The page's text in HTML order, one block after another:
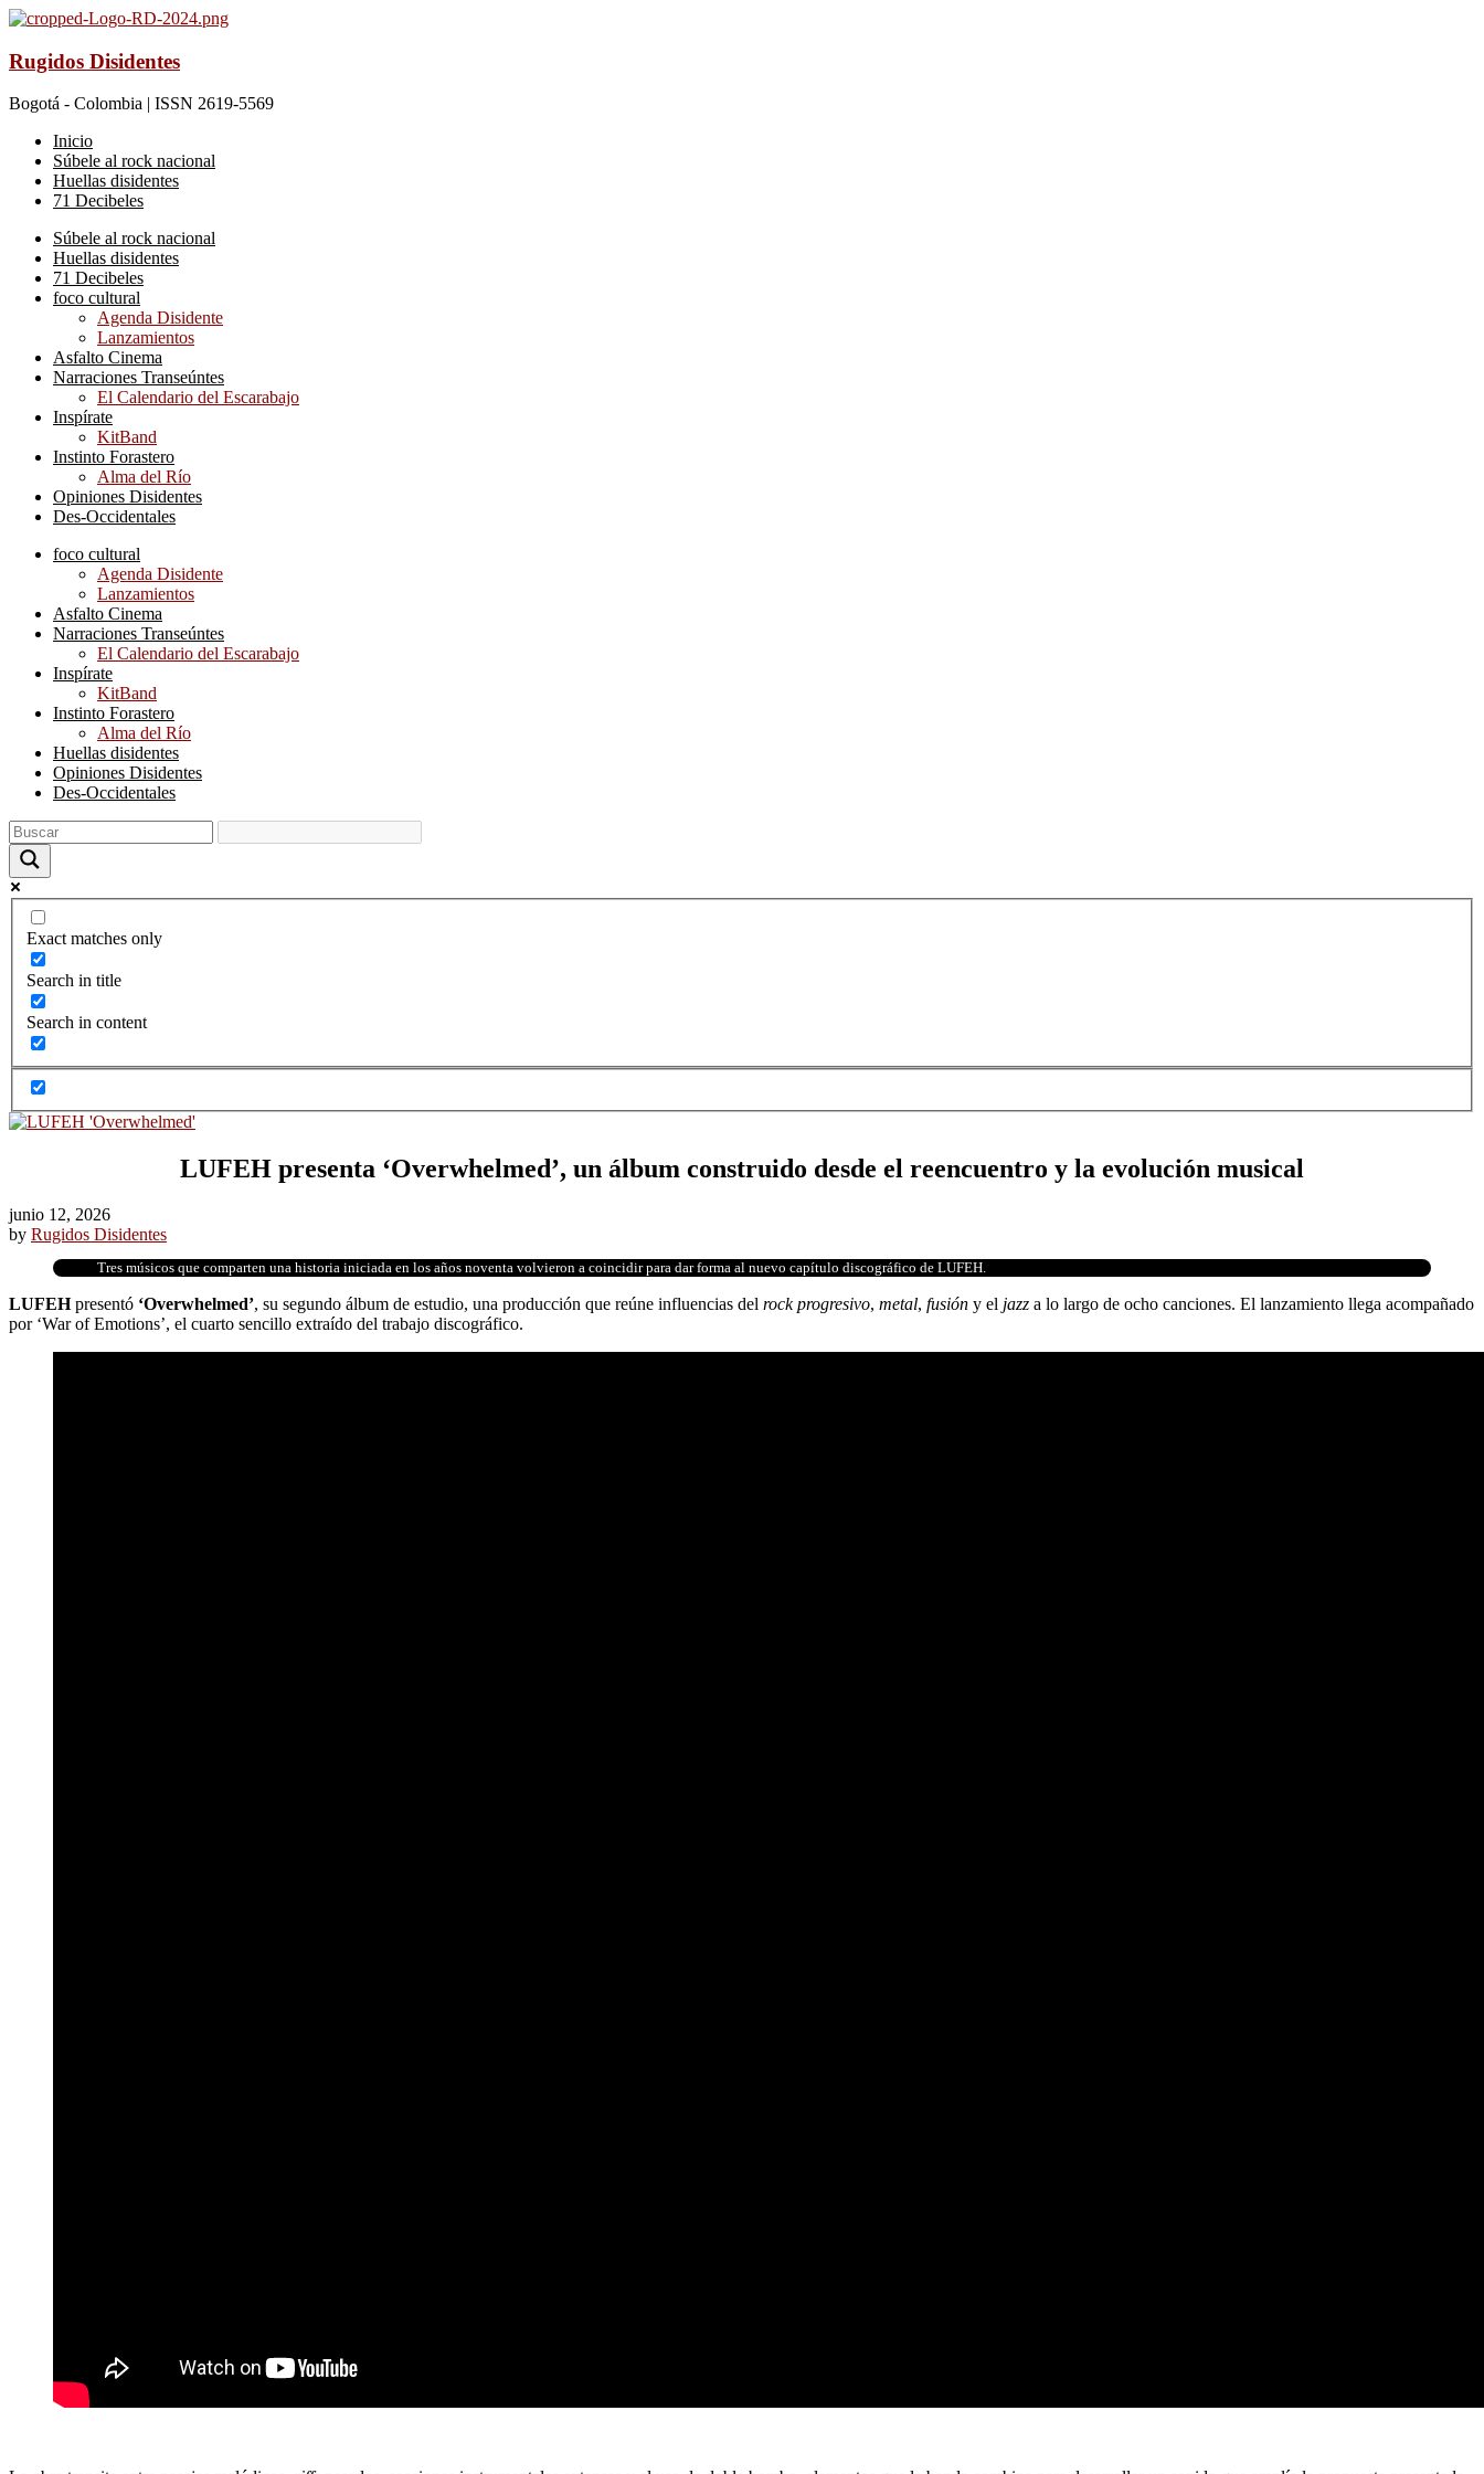
Rugidos Disidentes
Bogotá - Colombia | ISSN 2619-5569
Inicio
Súbele al rock nacional
Huellas disidentes
71 Decibeles
Súbele al rock nacional
Huellas disidentes
71 Decibeles
foco cultural
Agenda Disidente
Lanzamientos
Asfalto Cinema
Narraciones Transeúntes
El Calendario del Escarabajo
Inspírate
KitBand
Instinto Forastero
Alma del Río
Opiniones Disidentes
Des-Occidentales
foco cultural
Agenda Disidente
Lanzamientos
Asfalto Cinema
Narraciones Transeúntes
El Calendario del Escarabajo
Inspírate
KitBand
Instinto Forastero
Alma del Río
Huellas disidentes
Opiniones Disidentes
Des-Occidentales
Exact matches only
Search in title
Search in content
LUFEH presenta ‘Overwhelmed’, un álbum construido desde el reencuentro y la evolución musical
junio 12, 2026
by Rugidos Disidentes
Tres músicos que comparten una historia iniciada en los años noventa volvieron a coincidir para dar forma al nuevo capítulo discográfico de LUFEH.
LUFEHpresentó ‘Overwhelmed’, su segundo álbum de estudio, una producción que reúne influencias del rock progresivo, metal, fusión y el jazz a lo largo de ocho canciones. El lanzamiento llega acompañado
por ‘War of Emotions’, el cuarto sencillo extraído del trabajo discográfico.